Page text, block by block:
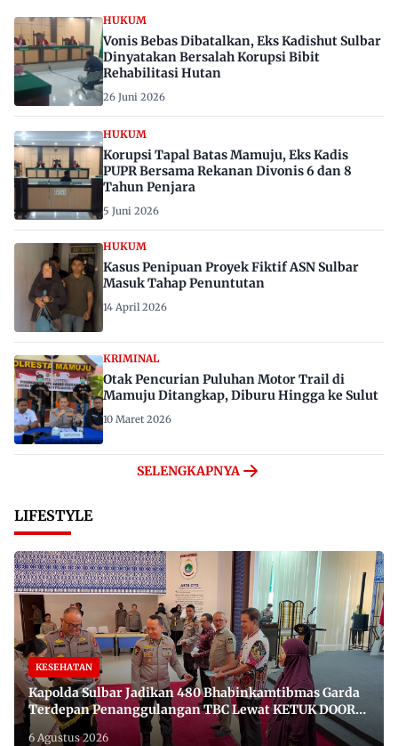
HUKUM
Vonis Bebas Dibatalkan, Eks Kadishut Sulbar
Dinyatakan Bersalah Korupsi Bibit
Rehabilitasi Hutan
26 Juni 2026
HUKUM
Korupsi Tapal Batas Mamuju, Eks Kadis
PUPR Bersama Rekanan Divonis 6 dan 8
Tahun Penjara
5 Juni 2026
HUKUM
Kasus Penipuan Proyek Fiktif ASN Sulbar
Masuk Tahap Penuntutan
14 April 2026
KRIMINAL
Otak Pencurian Puluhan Motor Trail di
Mamuju Ditangkap, Diburu Hingga ke Sulut
10 Maret 2026
SELENGKAPNYA
LIFESTYLE
KESEHATAN
Kapolda Sulbar Jadikan 480 Bhabinkamtibmas Garda
Terdepan Penanggulangan TBC Lewat KETUK DOORS
di 650 Desa
6 Agustus 2026